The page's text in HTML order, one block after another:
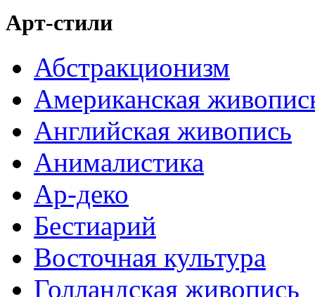
Арт-стили
Абстракционизм
Американская
Английская живопись
Анималистика
Ар-деко
Бестиарий
Восточная культура
Голландская живопись